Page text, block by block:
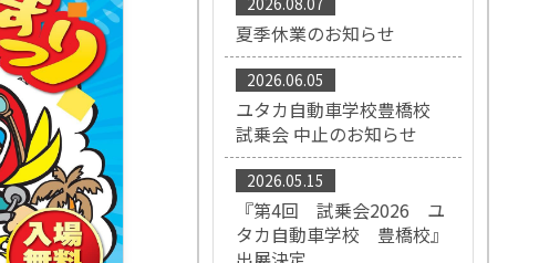
夏季休業のお知らせ
2026.06.05
ユタカ自動車学校豊橋校
試乗会 中止のお知らせ
2026.05.15
『第4回 試乗会2026 ユ
タカ自動車学校 豊橋校』